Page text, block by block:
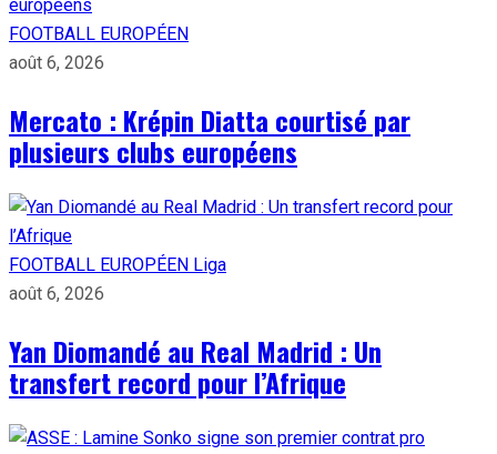
FOOTBALL EUROPÉEN
août 6, 2026
Mercato : Krépin Diatta courtisé par
plusieurs clubs européens
FOOTBALL EUROPÉEN Liga
août 6, 2026
Yan Diomandé au Real Madrid : Un
transfert record pour l’Afrique